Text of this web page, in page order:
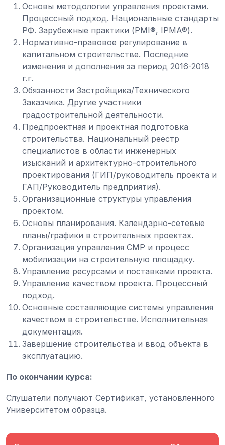
Основы методологии управления проектами.
Процессный подход. Национальные стандарты
РФ. Зарубежные практики (PMI®, IPMA®).
Нормативно-правовое регулирование в
капитальном строительстве. Последние
изменения и дополнения за период 2016-2018
г.г.
Обязанности Застройщика/Технического
Заказчика. Другие участники
градостроительной деятельности.
Предпроектная и проектная подготовка
строительства. Национальный реестр
специалистов в области инженерных
изысканий и архитектурно-строительного
проектирования (ГИП/руководитель проекта и
ГАП/Руководитель предприятия).
Организационные структуры управления
проектом.
Основы планирования. Календарно-сетевые
планы/графики в строительных проектах.
Организация управления СМР и процесс
мобилизации на строительную площадку.
Управление ресурсами и поставками проекта.
Управление качеством проекта. Процессный
подход.
Основные составляющие системы управления
качеством в строительстве. Исполнительная
документация.
Завершение строительства и ввод объекта в
эксплуатацию.
По окончании курса:
Слушатели получают Сертификат, установленного
Университетом образца.